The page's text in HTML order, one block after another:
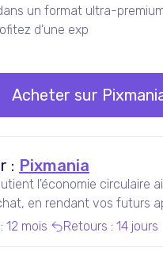
un format ultra-
d'une exp
Acheter sur
: Pixmania
l'économie circulaire
en rendant vos futurs
que jamais, tout en
: 12 mois Retours : 14 jours